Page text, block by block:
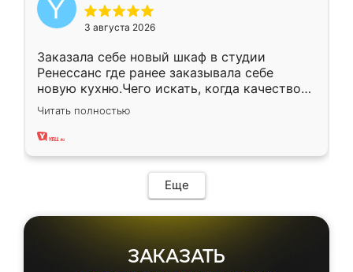
3 августа 2026
Заказала себе новый шкаф в студии
Ренессанс где ранее заказывала себе
новую кухню.Чего искать, когда качеством
вполне довольна. Служит кухня уже почти
два года, нареканий нет.
Читать полностью
Еще
ЗАКАЗАТЬ